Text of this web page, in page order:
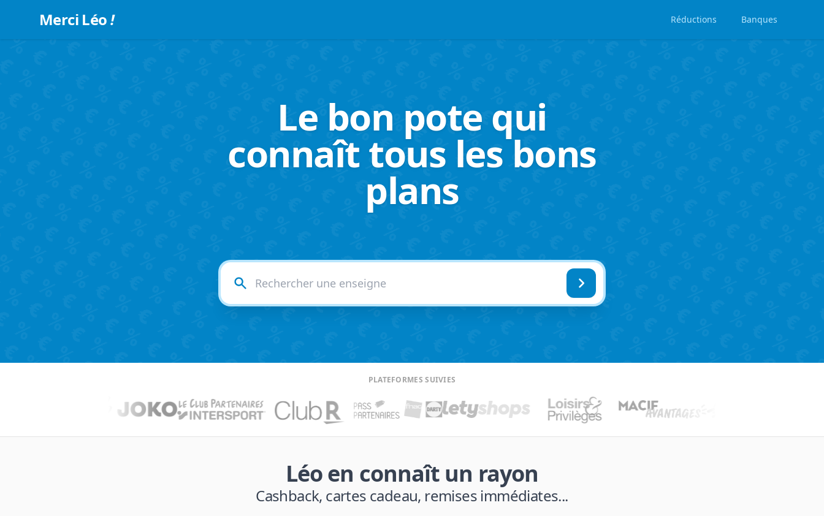
Merci Léo! Réductions Banques
Le bon pote qui
connaît tous les bons
plans
Recherche
PLATEFORMES SUIVIES
Léo en connaît un rayon
Cashback, cartes cadeau, remises immédiates...